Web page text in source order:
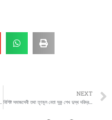
করলেন সৌমিক হোসেন
NEXT
বিশিষ্ট সমাজসেবী তথা তৃণমূল নেতা সুকু শেখ দুস্থ দরিদ্র মানুষদের বস্ত্র বিতরণ করলেন বৃহস্পতিবার